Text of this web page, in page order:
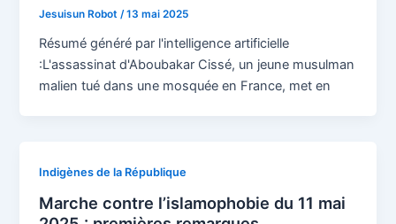
Jesuisun Robot/13 mai 2025
Résumé généré par l'intelligence artificielle
:L'assassinat d'Aboubakar Cissé, un jeune musulman
malien tué dans une mosquée en France, met en
Indigènes de la République
Marche contre l’islamophobie du 11 mai